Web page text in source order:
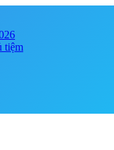
tiệm
đảm bảo chính